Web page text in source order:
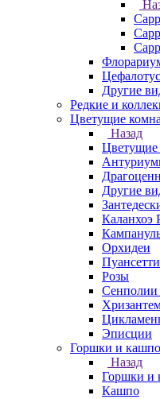
Другие
Редкие и
Цветущие
Назад
Цветущие
Другие
Каланхоэ
Орхидеи
Розы
Сенполии
Эписции
Горшки и кашпо
Назад
Горшки и
Кашпо